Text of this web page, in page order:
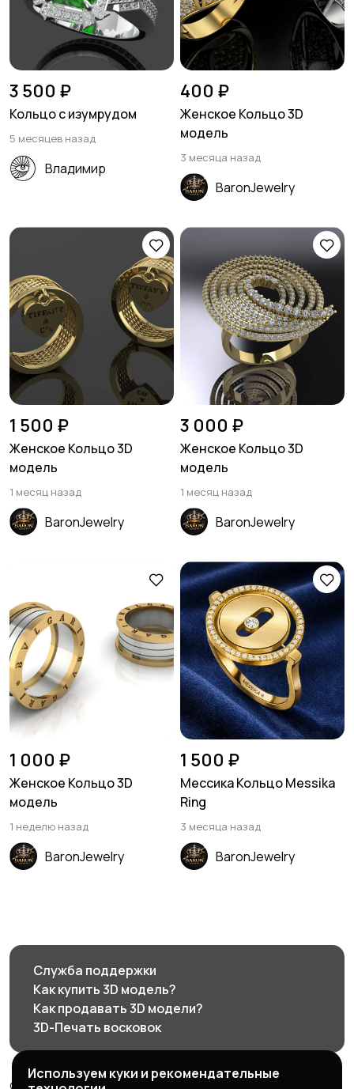
3 500 ₽
Кольцо с изумрудом
5 месяцев назад
Владимир
400 ₽
Женское Кольцо 3D
модель
3 месяца назад
BaronJewelry
1 500 ₽
Женское Кольцо 3D
модель
1 месяц назад
BaronJewelry
3 000 ₽
Женское Кольцо 3D
модель
1 месяц назад
BaronJewelry
1 000 ₽
Женское Кольцо 3D
модель
1 неделю назад
BaronJewelry
1 500 ₽
Мессика Кольцо Messika
Ring
3 месяца назад
BaronJewelry
Служба поддержки
Как купить 3D модель?
Как продавать 3D модели?
3D-Печать восковок
Используем куки и рекомендательные